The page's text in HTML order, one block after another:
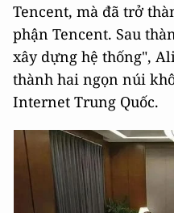
Tencent, mà đã trở
phận Tencent. Sau
xây dựng hệ thống",
thành hai ngọn núi
Internet Trung Quốc.